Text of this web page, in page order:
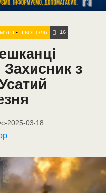
•НІКОПОЛЬ 16
з
-2025-03-18